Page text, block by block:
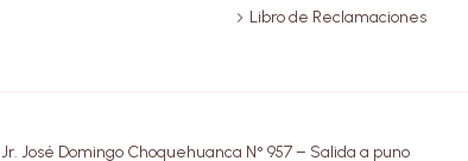
Libro de Reclamaciones
Jr. José Domingo Choquehuanca N° 957 – Salida a puno